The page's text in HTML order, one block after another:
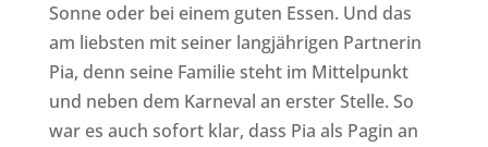
Sonne oder bei einem guten Essen. Und das
am liebsten mit seiner langjährigen Partnerin
Pia, denn seine Familie steht im Mittelpunkt
und neben dem Karneval an erster Stelle. So
war es auch sofort klar, dass Pia als Pagin an